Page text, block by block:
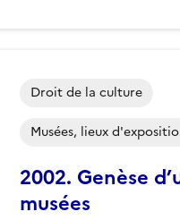
2002. Genèse
musées
Droit de la culture
Musées, lieux